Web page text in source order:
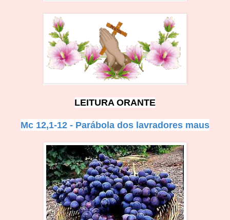
LEITURA ORANTE
Mc 12,1-12 - Parábola dos lavradores maus